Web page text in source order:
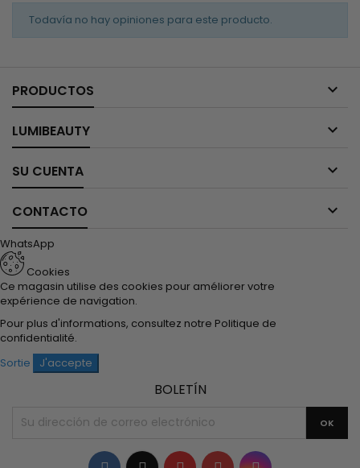
Todavía no hay opiniones para este producto.
PRODUCTOS 
LUMIBEAUTY 
SU CUENTA 
CONTACTO 
WhatsApp
Cookies
Ce magasin utilise des cookies pour améliorer votre
expérience de navigation.
Pour plus d'informations, consultez notre Politique de
confidentialité.
Sortie
J'accepte
BOLETÍN